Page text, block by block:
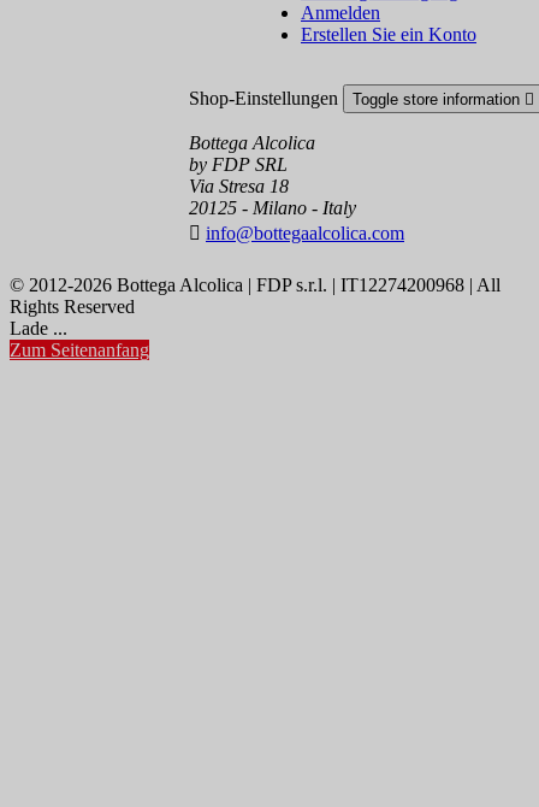
Anmelden
Erstellen Sie ein Konto
Shop-Einstellungen Toggle store information 
Bottega Alcolica
by FDP SRL
Via Stresa 18
20125 - Milano - Italy
 info@bottegaalcolica.com
© 2012-2026 Bottega Alcolica | FDP s.r.l. | IT12274200968 | All
Rights Reserved
Lade ...
Zum Seitenanfang